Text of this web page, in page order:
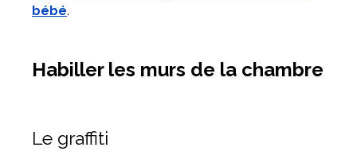
bébé.
Habiller les murs de la chambre
Le graffiti